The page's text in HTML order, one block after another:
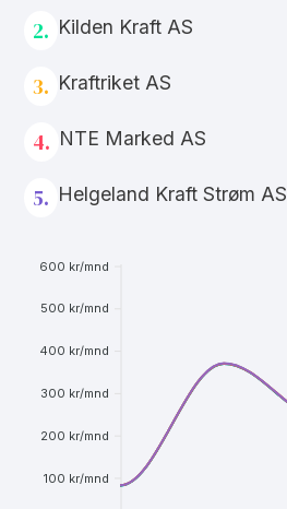
2. Kilden Kraft AS
3. Kraftriket AS
4. NTE Marked AS
5. Helgeland Kraft Strøm AS
600 kr/mnd
500 kr/mnd
400 kr/mnd
300 kr/mnd
200 kr/mnd
100 kr/mnd